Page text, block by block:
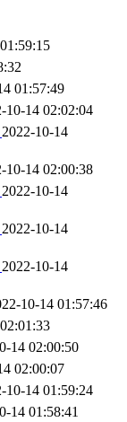
01:57:49
10-14 02:02:04
2022-10-14
10-14 02:00:38
2022-10-14
2022-10-14
2022-10-14
10-14 01:57:46
14 02:00:50
02:00:07
10-14 01:59:24
14 01:58:41